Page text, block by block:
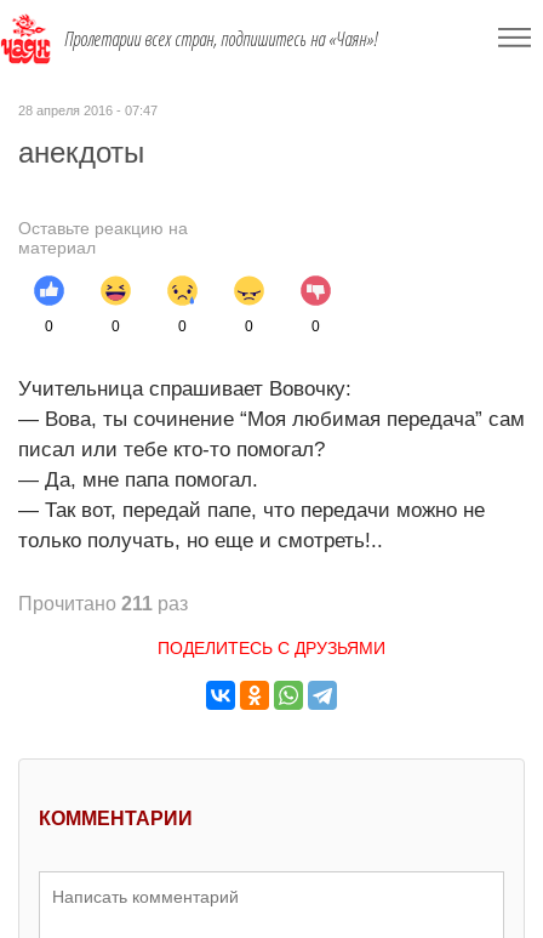
Пролетарии всех стран, подпишитесь на «Чаян»!
28 апреля 2016 - 07:47
анекдоты
Оставьте реакцию на
материал
0 0 0 0 0
Учительница спрашивает Вовочку:
— Вова, ты сочинение “Моя любимая передача” сам
писал или тебе кто-то помогал?
— Да, мне папа помогал.
— Так вот, передай папе, что передачи можно не
только получать, но еще и смотреть!..
Прочитано 211 раз
ПОДЕЛИТЕСЬ С ДРУЗЬЯМИ
КОММЕНТАРИИ